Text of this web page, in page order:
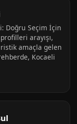
Doğru Seçim İçin
arayışı,
amaçla gelen
Kocaeli